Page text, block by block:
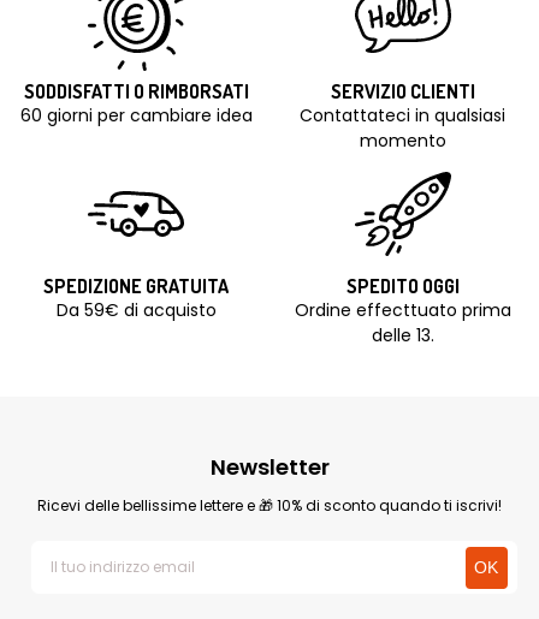
SODDISFATTI O RIMBORSATI
60 giorni per cambiare idea
SERVIZIO CLIENTI
Contattateci in qualsiasi
momento
SPEDIZIONE GRATUITA
Da 59€ di acquisto
SPEDITO OGGI
Ordine effecttuato prima
delle 13.
Newsletter
Ricevi delle bellissime lettere e 🎁 10% di sconto quando ti iscrivi!